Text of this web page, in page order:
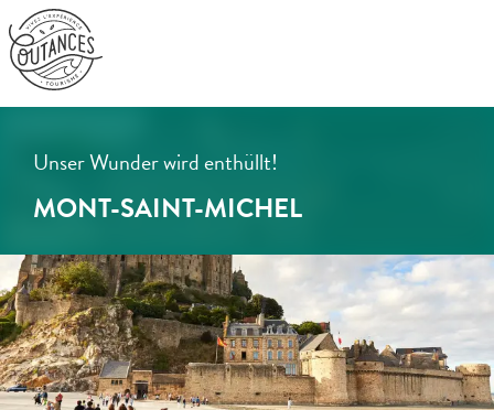
Aller
au
contenu
principal
Unser Wunder wird enthüllt!
MONT-SAINT-MICHEL